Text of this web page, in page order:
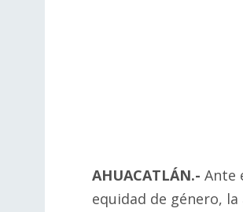
AHUACATLÁN.- Ante
equidad de género,